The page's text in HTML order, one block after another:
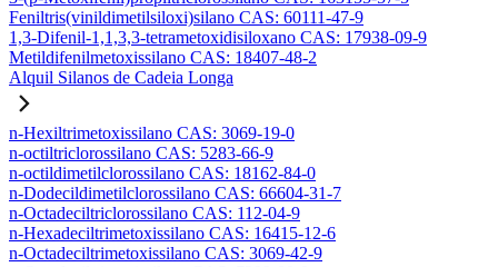
Feniltris(vinildimetilsiloxi)silano CAS: 60111-47-9
1,3-Difenil-1,1,3,3-tetrametoxidisiloxano CAS: 17938-09-9
Metildifenilmetoxissilano CAS: 18407-48-2
Alquil Silanos de Cadeia Longa
n-Hexiltrimetoxissilano CAS: 3069-19-0
n-octiltriclorossilano CAS: 5283-66-9
n-octildimetilclorossilano CAS: 18162-84-0
n-Dodecildimetilclorossilano CAS: 66604-31-7
n-Octadeciltriclorossilano CAS: 112-04-9
n-Hexadeciltrimetoxissilano CAS: 16415-12-6
n-Octadeciltrimetoxissilano CAS: 3069-42-9